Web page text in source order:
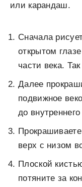
или карандаш.
Сначала
открытом
части века.
Далее
подвижное
до внутреннего
верх с низом
Плоской
потяните за